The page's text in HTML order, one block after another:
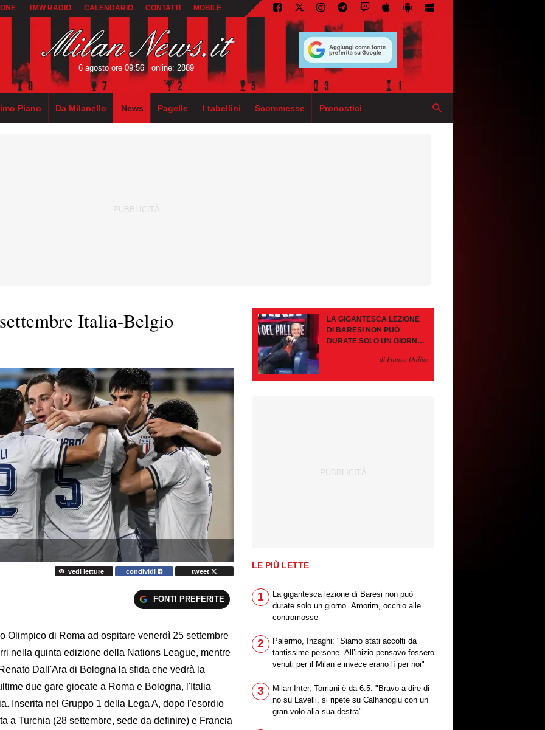
TMW RADIO CALENDARIO CONTATTI MOBILE
6 agosto ore 09:56 online: 2889
Piano Da Milanello News Pagelle I tabellini Scommesse Pronostici
Italia-Belgio
vedi letture condividi tweet
FONTI PREFERITE
Olimpico di Roma ad ospitare venerdì 25 settembre
nella quinta edizione della Nations League, mentre
Dall'Ara di Bologna la sfida che vedrà la
due gare giocate a Roma e Bologna, l'Italia
Inserita nel Gruppo 1 della Lega A, dopo l'esordio
a Turchia (28 settembre, sede da definire) e Francia
LA GIGANTESCA LEZIONE
DI BARESI NON PUÒ
DURATE SOLO UN GIORNO.
CONTROMOSSEdi Franco Ordine
LE PIÙ LETTE
1
La gigantesca lezione di Baresi non può
durate solo un giorno. Amorim, occhio alle
contromosse
2
Palermo, Inzaghi: "Siamo stati accolti da
tantissime persone. All’inizio pensavo fossero
venuti per il Milan e invece erano lì per noi"
3
Milan-Inter, Torriani è da 6.5: "Bravo a dire di
no su Lavelli, si ripete su Calhanoglu con un
gran volo alla sua destra"